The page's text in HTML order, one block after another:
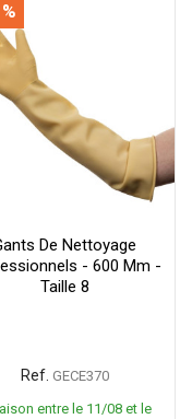
De Nettoyage
- 600 Mm -
Taille 8
Ref. GECE370
entre le 11/08 et le